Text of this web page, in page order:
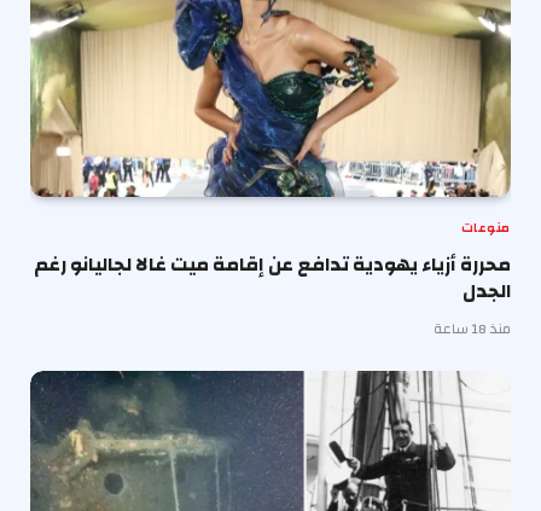
منوعات
محررة أزياء يهودية تدافع عن إقامة ميت غالا لجاليانو رغم
الجدل
منذ 18 ساعة